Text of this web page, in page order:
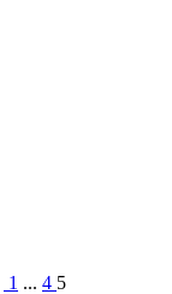
1 ... 4 5